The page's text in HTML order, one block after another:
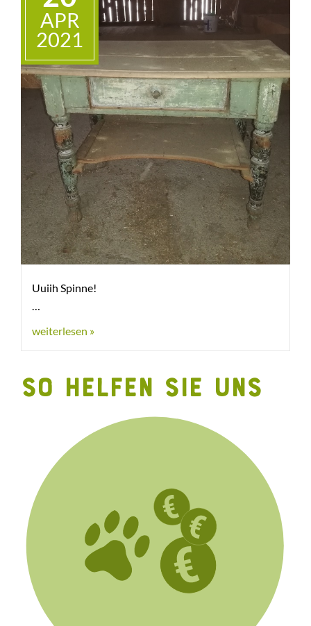
APR
2021
Uuiih Spinne!
weiterlesen »
SO HELFEN SIE UNS